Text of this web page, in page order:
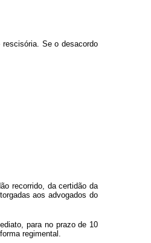
rescisória. Se o desacordo
recorrido, da certidão da
aos advogados do
para no prazo de 10
regimental.